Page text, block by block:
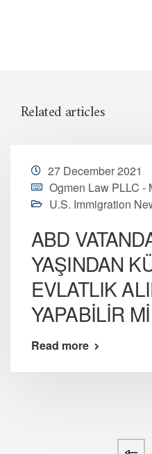
Related articles
27 December 2021
Ogmen Law PLLC -
U.S. Immigration
ABD
YAŞINDAN
EVLATLIK
YAPABİLİR
Read more